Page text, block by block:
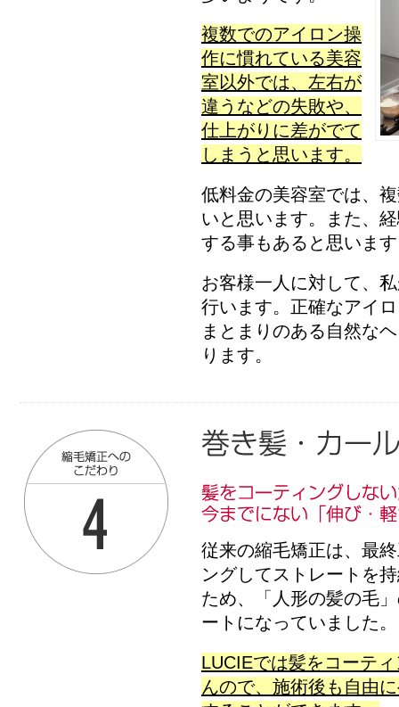
複数でのアイロン操
作に慣れている美容
室以外では、左右が
違うなどの失敗や、
仕上がりに差がでて
しまうと思います。
低料金の美容室では、
いと思います。また、
する事もあると思いま
お客様一人に対して、
行います。正確なアイ
まとまりのある自然な
ります。
従来の縮毛矯正は、最
ングしてストレートを
ため、「人形の髪の毛
ートになっていました。
LUCIEでは髪をコーテ
んので、施術後も自由